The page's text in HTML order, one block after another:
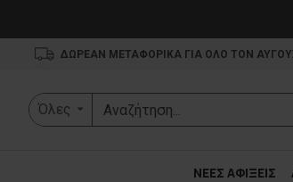
ΔΩΡΕΑΝ ΜΕΤΑΦΟΡΙΚΑ ΓΙΑ ΟΛΟ ΤΟΝ
Όλες
ΝΕΕΣ ΑΦΙΞΕΙΣ